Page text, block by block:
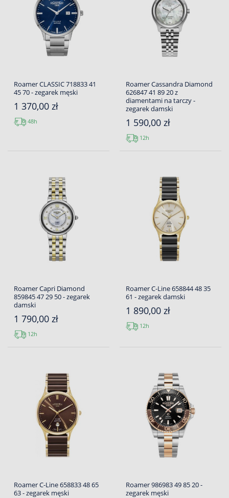
Roamer CLASSIC 718833 41
45 70 - zegarek męski
1 370,00 zł
48h
Roamer Cassandra Diamond
626847 41 89 20 z
diamentami na tarczy -
zegarek damski
1 590,00 zł
12h
Roamer Capri Diamond
859845 47 29 50 - zegarek
damski
1 790,00 zł
12h
Roamer C-Line 658844 48 35
61 - zegarek damski
1 890,00 zł
12h
Roamer C-Line 658833 48 65
63 - zegarek męski
Roamer 986983 49 85 20 -
zegarek męski